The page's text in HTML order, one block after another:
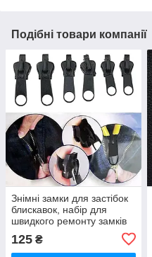
Подібні товари компанії
Знімні замки для застібок
блискавок, набір для
швидкого ремонту замків
НАБІР 6 шт. різних
125 ₴